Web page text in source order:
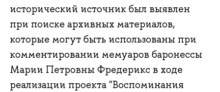
исторический источник был выявлен
при поиске архивных материалов,
которые могут быть использованы при
комментировании мемуаров баронессы
Марии Петровны Фредерикс в ходе
реализации проекта "Воспоминания